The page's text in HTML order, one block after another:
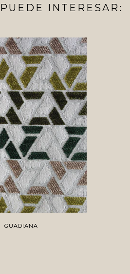
INTERESAR:
GUADIANA